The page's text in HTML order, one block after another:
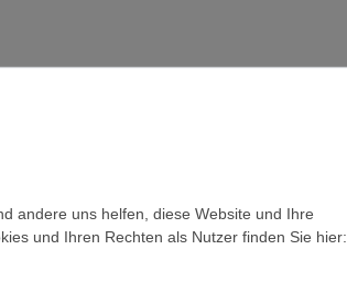
andere uns helfen, diese Website und Ihre
und Ihren Rechten als Nutzer finden Sie hier: